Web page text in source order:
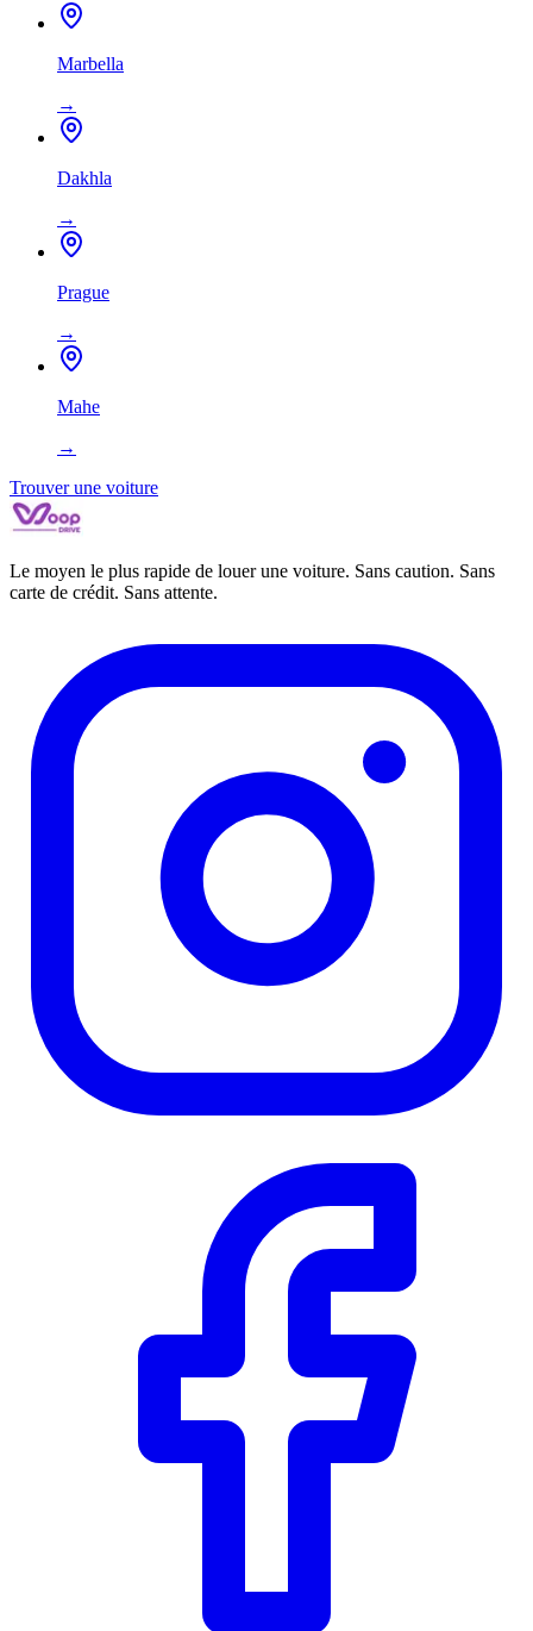
Marbella
→
Dakhla
→
Prague
→
Mahe
→
Trouver une voiture
Le moyen le plus rapide de louer une voiture. Sans caution. Sans
carte de crédit. Sans attente.